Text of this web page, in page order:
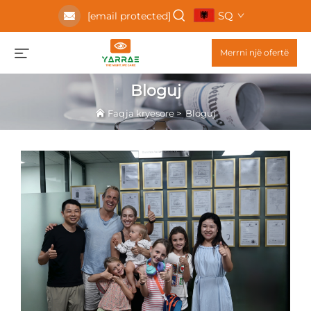
[email protected] SQ
Merrni një ofertë
Bloguj
Faqja kryesore>Bloguj